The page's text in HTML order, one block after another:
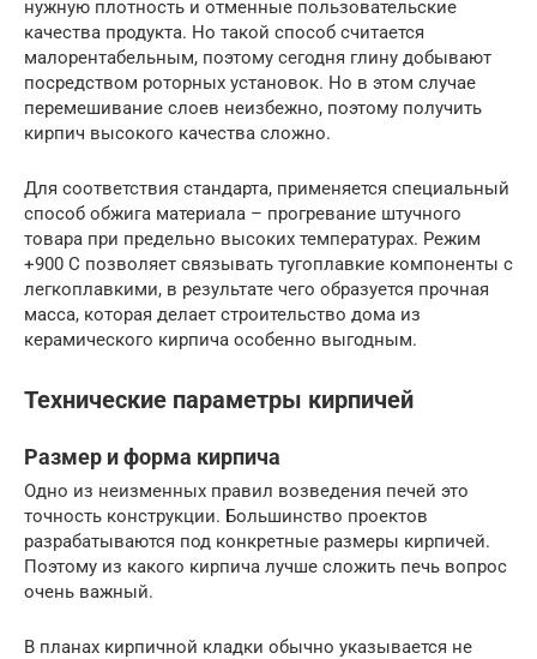
нужную плотность и отменные пользовательские
качества продукта. Но такой способ считается
малорентабельным, поэтому сегодня глину добывают
посредством роторных установок. Но в этом случае
перемешивание слоев неизбежно, поэтому получить
кирпич высокого качества сложно.
Для соответствия стандарта, применяется специальный
способ обжига материала – прогревание штучного
товара при предельно высоких температурах. Режим
+900 С позволяет связывать тугоплавкие компоненты с
легкоплавкими, в результате чего образуется прочная
масса, которая делает строительство дома из
керамического кирпича особенно выгодным.
Технические параметры кирпичей
Размер и форма кирпича
Одно из неизменных правил возведения печей это
точность конструкции. Большинство проектов
разрабатываются под конкретные размеры кирпичей.
Поэтому из какого кирпича лучше сложить печь вопрос
очень важный.
В планах кирпичной кладки обычно указывается не